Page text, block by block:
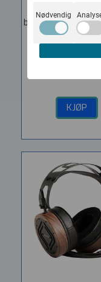
beyerdynamic DT
åpen
Profesjonell
KJØP
Nødvendig